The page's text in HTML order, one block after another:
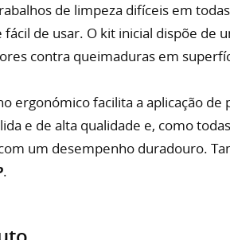
de limpeza difíceis em
de usar. O kit inicial dispõe de
contra queimaduras em
ergonómico facilita a aplicação
e de alta qualidade e, como
um desempenho duradouro.
.